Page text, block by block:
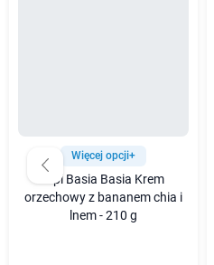
Więcej opcji+
Alpi Basia Basia Krem
orzechowy z bananem chia i
lnem - 210 g